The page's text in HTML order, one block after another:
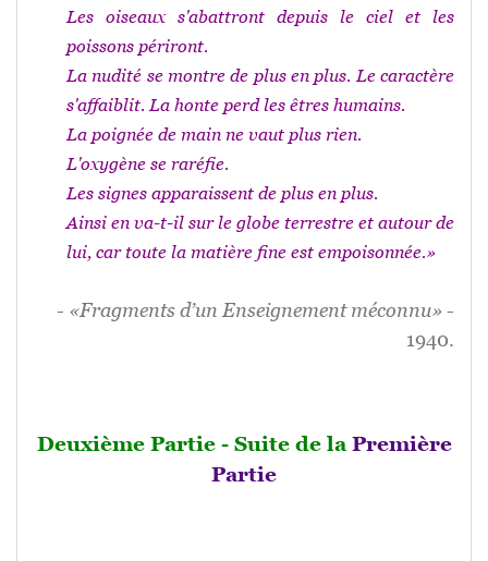
Les oiseaux s'abattront depuis le ciel et les
poissons périront.
La nudité se montre de plus en plus. Le caractère
s'affaiblit. La honte perd les êtres humains.
La poignée de main ne vaut plus rien.
L'oxygène se raréfie.
Les signes apparaissent de plus en plus.
Ainsi en va-t-il sur le globe terrestre et autour de
lui, car toute la matière fine est empoisonnée.»
- «Fragments d’un Enseignement méconnu»-
1940.
Deuxième Partie - Suite de la Première
Partie